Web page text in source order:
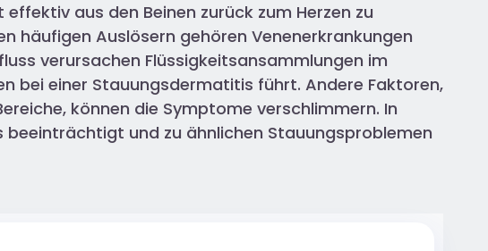
aus den Beinen zurück zum Herzen zu
häufigen Auslösern gehören Venenerkrankungen
verursachen Flüssigkeitsansammlungen im
bei einer Stauungsdermatitis führt. Andere Faktoren,
können die Symptome verschlimmern. In
beeinträchtigt und zu ähnlichen Stauungsproblemen